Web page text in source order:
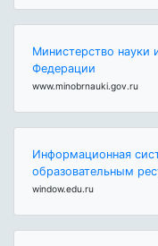
Министерство науки
Федерации
www.minobrnauki.gov.ru
Информационная
образовательным
window.edu.ru